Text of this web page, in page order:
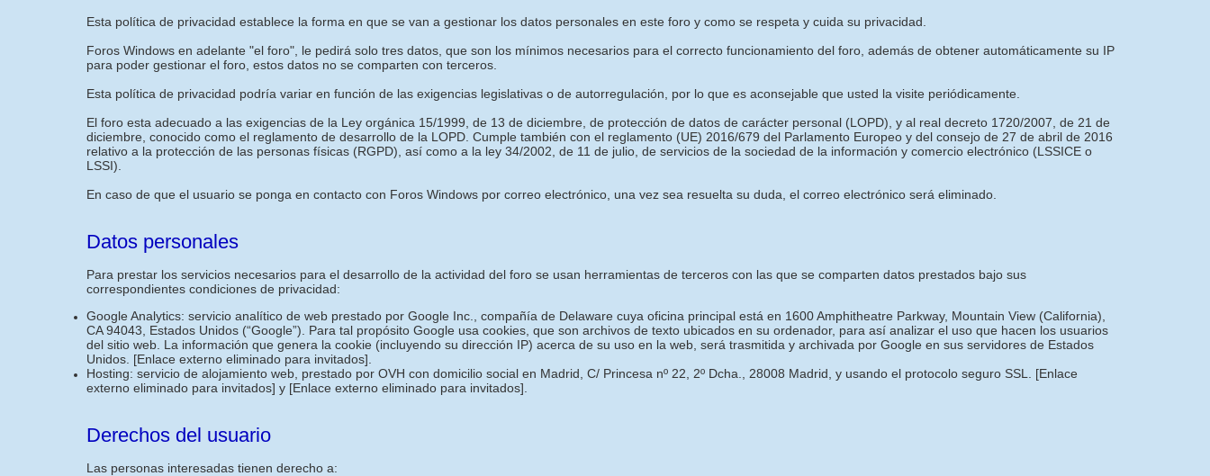
Esta política de privacidad establece la forma en que se van a gestionar los datos personales en este foro y como se respeta y cuida su privacidad.
Foros Windows en adelante "el foro", le pedirá solo tres datos, que son los mínimos necesarios para el correcto funcionamiento del foro, además de obtener automáticamente su IP
para poder gestionar el foro, estos datos no se comparten con terceros.
Esta política de privacidad podría variar en función de las exigencias legislativas o de autorregulación, por lo que es aconsejable que usted la visite periódicamente.
El foro esta adecuado a las exigencias de la Ley orgánica 15/1999, de 13 de diciembre, de protección de datos de carácter personal (LOPD), y al real decreto 1720/2007, de 21 de
diciembre, conocido como el reglamento de desarrollo de la LOPD. Cumple también con el reglamento (UE) 2016/679 del Parlamento Europeo y del consejo de 27 de abril de 2016
relativo a la protección de las personas físicas (RGPD), así como a la ley 34/2002, de 11 de julio, de servicios de la sociedad de la información y comercio electrónico (LSSICE o
LSSI).
En caso de que el usuario se ponga en contacto con Foros Windows por correo electrónico, una vez sea resuelta su duda, el correo electrónico será eliminado.
Datos personales
Para prestar los servicios necesarios para el desarrollo de la actividad del foro se usan herramientas de terceros con las que se comparten datos prestados bajo sus
correspondientes condiciones de privacidad:
Google Analytics: servicio analítico de web prestado por Google Inc., compañía de Delaware cuya oficina principal está en 1600 Amphitheatre Parkway, Mountain View (California),
CA 94043, Estados Unidos (“Google”). Para tal propósito Google usa cookies, que son archivos de texto ubicados en su ordenador, para así analizar el uso que hacen los usuarios
del sitio web. La información que genera la cookie (incluyendo su dirección IP) acerca de su uso en la web, será trasmitida y archivada por Google en sus servidores de Estados
Unidos. [Enlace externo eliminado para invitados]
Hosting: servicio de alojamiento web, prestado por OVH con domicilio social en Madrid, C/ Princesa nº 22, 2º Dcha., 28008 Madrid, y usando el protocolo seguro SSL. [Enlace
externo eliminado para invitados] y [Enlace externo eliminado para invitados]
Derechos del usuario
Las personas interesadas tienen derecho a: